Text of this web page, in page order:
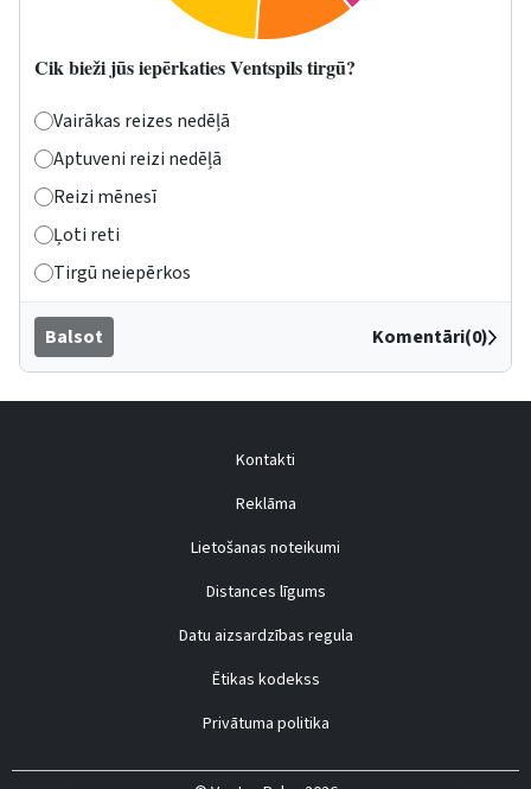
Cik bieži jūs iepērkaties Ventspils tirgū?
Vairākas reizes nedēļā
Aptuveni reizi nedēļā
Reizi mēnesī
Ļoti reti
Tirgū neiepērkos
Balsot Komentāri(0)
Kontakti
Reklāma
Lietošanas noteikumi
Distances līgums
Datu aizsardzības regula
Ētikas kodekss
Privātuma politika